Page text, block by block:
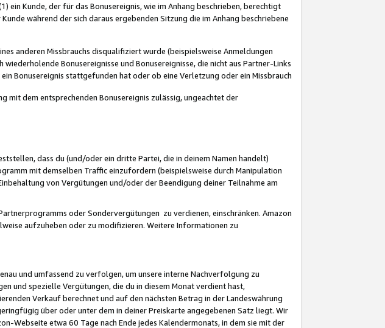
ein Kunde, der für das Bonusereignis, wie im Anhang beschrieben, berechtigt
während der sich daraus ergebenden Sitzung die im Anhang beschriebene
anderen Missbrauchs disqualifiziert wurde (beispielsweise Anmeldungen
Bonusereignisse und Bonusereignisse, die nicht aus Partner-Links
Bonusereignis stattgefunden hat oder ob eine Verletzung oder ein Missbrauch
mit dem entsprechenden Bonusereignis zulässig, ungeachtet der
dass du (und/oder ein dritte Partei, die in deinem Namen handelt)
mit demselben Traffic einzufordern (beispielsweise durch Manipulation
von Vergütungen und/oder der Beendigung deiner Teilnahme am
oder Sondervergütungen zu verdienen, einschränken. Amazon
aufzuheben oder zu modifizieren. Weitere Informationen zu
und umfassend zu verfolgen, um unsere interne Nachverfolgung zu
und spezielle Vergütungen, die du in diesem Monat verdient hast,
Verkauf berechnet und auf den nächsten Betrag in der Landeswährung
über oder unter dem in deiner Preiskarte angegebenen Satz liegt. Wir
Webseite etwa 60 Tage nach Ende jedes Kalendermonats, in dem sie mit der